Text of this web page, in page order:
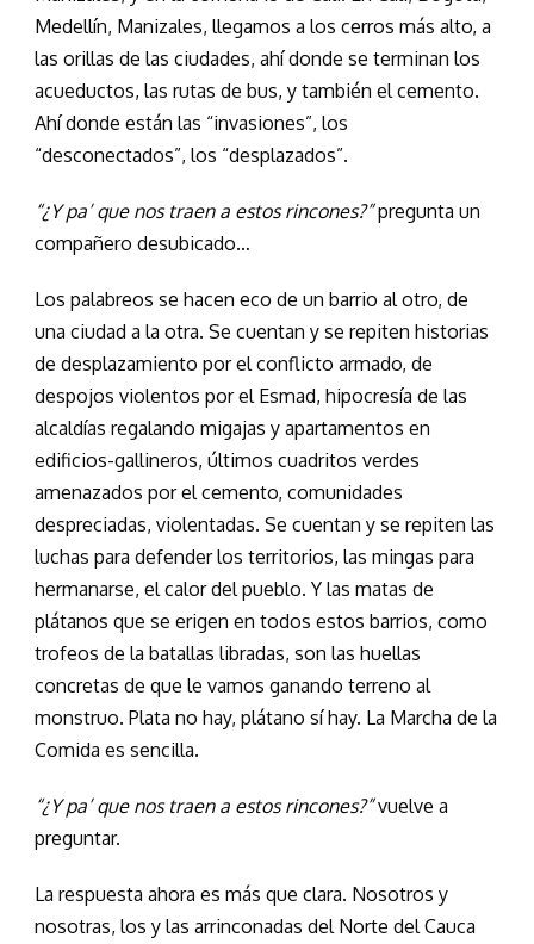
Medellín, Manizales, llegamos a los cerros más alto, a
las orillas de las ciudades, ahí donde se terminan los
acueductos, las rutas de bus, y también el cemento.
Ahí donde están las “invasiones”, los
“desconectados”, los “desplazados”.
“¿Y pa’ que nos traen a estos rincones?”pregunta un
compañero desubicado…
Los palabreos se hacen eco de un barrio al otro, de
una ciudad a la otra. Se cuentan y se repiten historias
de desplazamiento por el conflicto armado, de
despojos violentos por el Esmad, hipocresía de las
alcaldías regalando migajas y apartamentos en
edificios-gallineros, últimos cuadritos verdes
amenazados por el cemento, comunidades
despreciadas, violentadas. Se cuentan y se repiten las
luchas para defender los territorios, las mingas para
hermanarse, el calor del pueblo. Y las matas de
plátanos que se erigen en todos estos barrios, como
trofeos de la batallas libradas, son las huellas
concretas de que le vamos ganando terreno al
monstruo. Plata no hay, plátano sí hay. La Marcha de la
Comida es sencilla.
“¿Y pa’ que nos traen a estos rincones?”vuelve a
preguntar.
La respuesta ahora es más que clara. Nosotros y
nosotras, los y las arrinconadas del Norte del Cauca